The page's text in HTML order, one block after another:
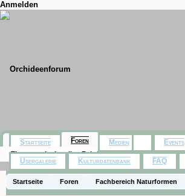
Anmelden
Startseite Foren Fachbereich Naturformen
Startseite Foren
Themen mit aktuellen Beiträgen
Medien Events
Usergalerie Kulturdatenbank FAQ